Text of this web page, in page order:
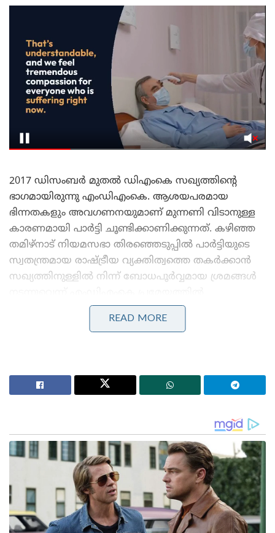
​2017 ഡിസംബർ മുതൽ ഡിഎംകെ സഖ്യത്തിന്റെ
ഭാഗമായിരുന്നു എംഡിഎംകെ. ആശയപരമായ
ഭിന്നതകളും അവഗണനയുമാണ് മുന്നണി വിടാനുള്ള
കാരണമായി പാർട്ടി ചൂണ്ടിക്കാണിക്കുന്നത്. കഴിഞ്ഞ
തമിഴ്‌നാട് നിയമസഭാ തിരഞ്ഞെടുപ്പിൽ പാർട്ടിയുടെ
സ്വതന്ത്രമായ രാഷ്ട്രീയ വ്യക്തിത്വത്തെ തകർക്കാൻ
സഖ്യത്തിനുള്ളിൽ നിന്ന് ബോധപൂർവ്വമായ ശ്രമങ്ങൾ
ആരോപിച്ചു. പാർട്ടിയുടെ രണ്ട് എം.എൽ.എമാരായ
ടി.എം. രാജേന്ദ്രൻ, സെന്തിൽ സെൽവൻ എന്നിവരെ
അമർഷമുണ്ടായിരുന്നു.
ജപ്പാന്റെ എഫ്-2 പോർവിമാനങ്ങൾ ആദ്യമായി
ഇന്ത്യയിലേക്ക് ; ഇന്തോ-പസഫിക്കിൽ പ്രതിരോധ
സഹകരണം ശക്തമാക്കാൻ തീരുമാനം
തീവ്രവാദ പ്രചാരണത്തിനെതിരെ ശക്തമായ
നടപടികളുമായി ഫഡ്നാവിസ് ; തീവ്രനിലപാടുള്ള 114
പ്രസിദ്ധീകരണങ്ങൾ നിരോധിച്ച് മഹാരാഷ്ട്ര സർക്കാർ
READ MORE